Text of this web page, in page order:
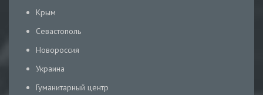
Крым
Севастополь
Новороссия
Украина
Гуманитарный центр